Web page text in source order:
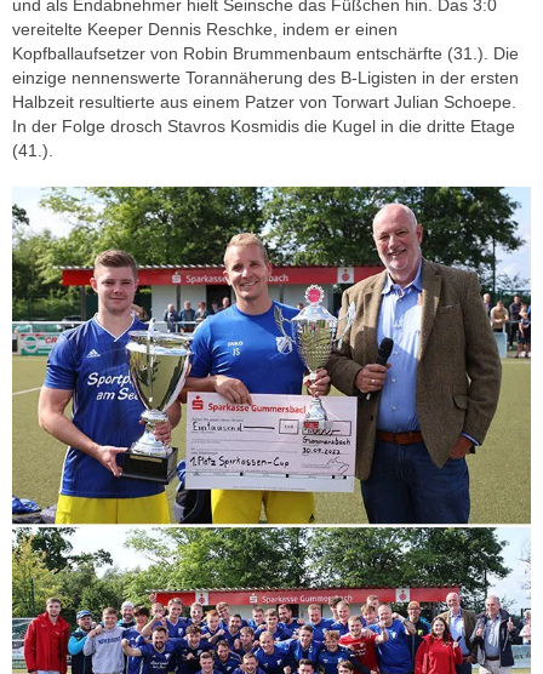
und als Endabnehmer hielt Seinsche das Füßchen hin. Das 3:0
vereitelte Keeper Dennis Reschke, indem er einen
Kopfballaufsetzer von Robin Brummenbaum entschärfte (31.). Die
einzige nennenswerte Torannäherung des B-Ligisten in der ersten
Halbzeit resultierte aus einem Patzer von Torwart Julian Schoepe.
In der Folge drosch Stavros Kosmidis die Kugel in die dritte Etage
(41.).